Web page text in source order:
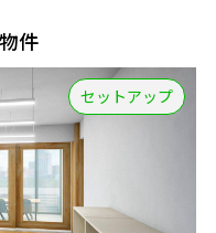
件
セットアップ